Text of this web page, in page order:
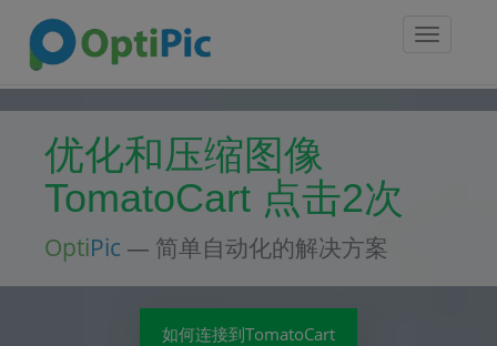
Toggle
优化和压缩图像
TomatoCart 点击2次
OptiPic — 简单自动化的解决方案
如何连接到TomatoCart